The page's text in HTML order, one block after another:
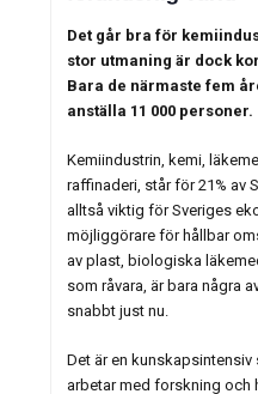
Det går bra för
stor utmaning är dock
Bara de närmaste fem
anställa 11 000 personer.
Kemiindustrin, kemi,
raffinaderi, står för 21% av
alltså viktig för Sveriges
möjliggörare för hållbar
av plast, biologiska
som råvara, är bara några
snabbt just nu.
Det är en kunskapsintensiv
arbetar med forskning och